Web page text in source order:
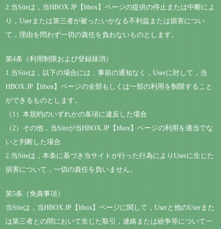
2.当Siteは，当HBOX.JP【hbox】ページの提供の停止または中断によ
り，Userまたは第三者が被ったいかなる不利益または損害につい
て，理由を問わず一切の責任を負わないものとします。
第4条（利用制限および登録抹消）
1.当Siteは，以下の場合には，事前の通知なく，Userに対して，当
HBOX.JP【hbox】ページの全部もしくは一部の利用を制限すること
ができるものとします。
（1）本規約のいずれかの条項に違反した場合
（2）その他，当Siteが当HBOX.JP【hbox】ページの利用を適当でな
いと判断した場合
2.当Siteは，本条に基づき当サイトが行った行為によりUserに生じた
損害について，一切の責任を負いません。
第5条（免責事項）
当Siteは，当HBOX.JP【hbox】ページに関して，Userと他のUserまた
は第三者との間において生じた取引，連絡または紛争等について一